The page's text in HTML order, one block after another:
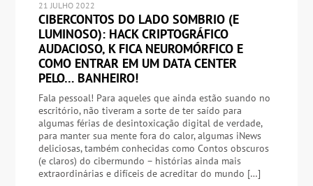
21 JULHO 2022
CIBERCONTOS DO LADO SOMBRIO (E
LUMINOSO): HACK CRIPTOGRÁFICO
AUDACIOSO, K FICA NEUROMÓRFICO E
COMO ENTRAR EM UM DATA CENTER
PELO… BANHEIRO!
Fala pessoal! Para aqueles que ainda estão suando no
escritório, não tiveram a sorte de ter saído para
algumas férias de desintoxicação digital de verdade,
para manter sua mente fora do calor, algumas iNews
deliciosas, também conhecidas como Contos obscuros
(e claros) do cibermundo – histórias ainda mais
extraordinárias e difíceis de acreditar do mundo […]